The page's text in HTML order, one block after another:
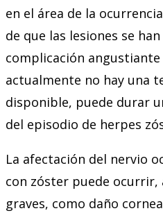
en el área de la
de que las lesiones se
complicación
actualmente no hay una
disponible, puede durar
del episodio de herpes
La afectación del nervio
con zóster puede ocurrir,
graves, como daño